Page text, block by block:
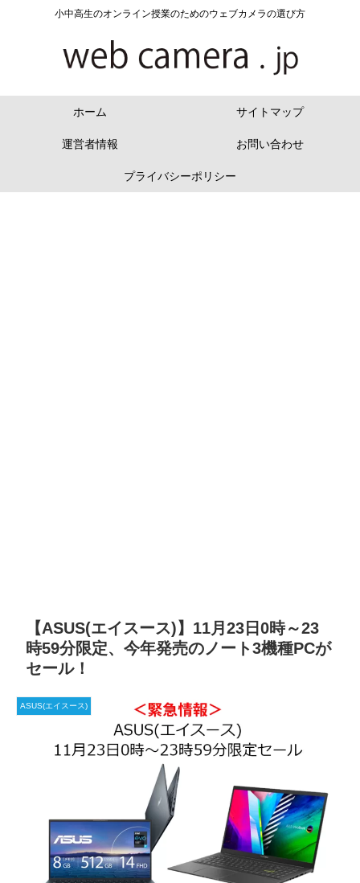
小中高生のオンライン授業のためのウェブカメラの選び方
ホーム サイトマップ
運営者情報 お問い合わせ
プライバシーポリシー
【ASUS(エイスース)】11月23日0時～23
時59分限定、今年発売のノート3機種PCが
セール！
ASUS(エイスース)